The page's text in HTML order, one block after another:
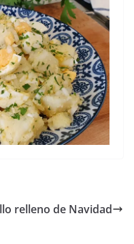
relleno de Navidad